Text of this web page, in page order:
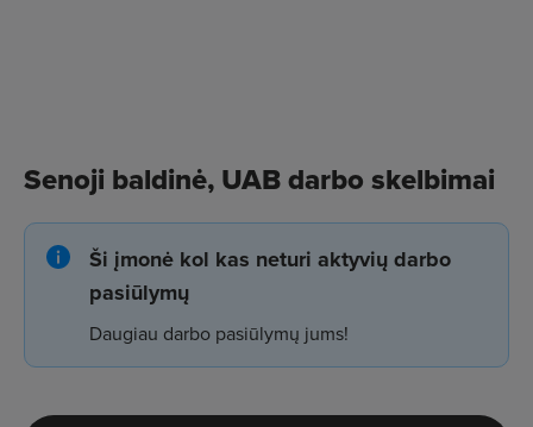
Senoji baldinė, UAB darbo skelbimai
Ši įmonė kol kas neturi aktyvių darbo
pasiūlymų
Daugiau darbo pasiūlymų jums!